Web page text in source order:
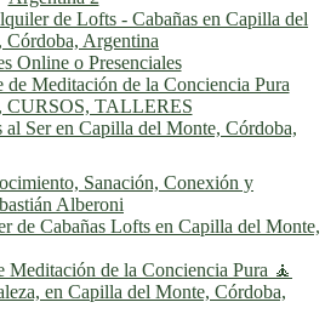
CURSOS, TALLERES
Ser en Capilla del Monte, Córdoba,
Sanación, Conexión y
Alberoni
de Cabañas Lofts en Capilla del Monte,
Meditación de la Conciencia Pura 🧘
en Capilla del Monte, Córdoba,